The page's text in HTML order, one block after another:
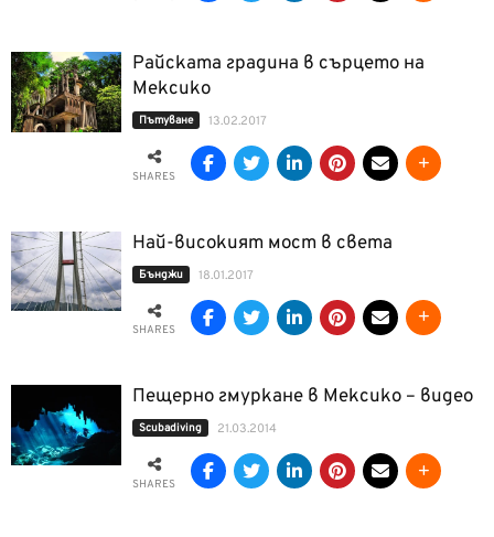
Райската градина в сърцето на
Мексико
Пътуване 13.02.2017
SHARES
Най-високият мост в света
Бънджи 18.01.2017
SHARES
Пещерно гмуркане в Мексико – видео
Scubadiving 21.03.2014
SHARES